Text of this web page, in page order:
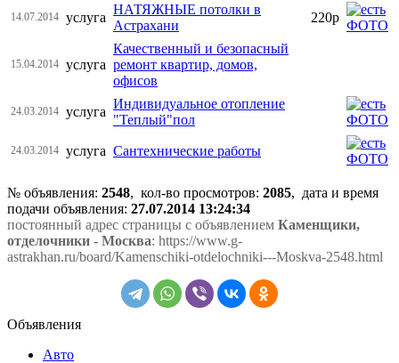
14.07.2014 услуга
НАТЯЖНЫЕ потолки в
Астрахани
220р
15.04.2014 услуга
Качественный и безопасный
ремонт квартир, домов,
офисов
24.03.2014 услуга
Индивидуальное отопление
"Теплый"пол
24.03.2014 услуга Сантехнические работы
№ объявления: 2548, кол-во просмотров: 2085, дата и время
подачи объявления: 27.07.2014 13:24:34
постоянный адрес страницы с объявлением Каменщики,
отделочники - Москва: https://www.g-
astrakhan.ru/board/Kamenschiki-otdelochniki---Moskva-2548.html
Объявления
Авто